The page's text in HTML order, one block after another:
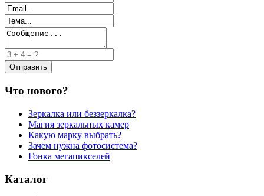
Что нового?
Зеркалка или беззеркалка?
Магия зеркальных камер
Какую марку выбрать?
Зачем нужна фотосистема?
Гонка мегапикселей
Каталог